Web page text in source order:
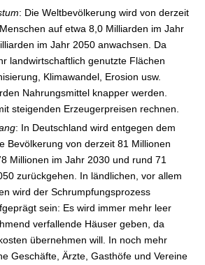
: Die Weltbevölkerung wird von derzeit
auf etwa 8,0 Milliarden im Jahr
im Jahr 2050 anwachsen. Da
landwirtschaftlich genutzte Flächen
Klimawandel, Erosion usw.
Nahrungsmittel knapper werden.
steigenden Erzeugerpreisen rechnen.
: In Deutschland wird entgegen dem
Bevölkerung von derzeit 81 Millionen
Millionen im Jahr 2030 und rund 71
zurückgehen. In ländlichen, vor allem
wird der Schrumpfungsprozess
sein: Es wird immer mehr leer
verfallende Häuser geben, da
übernehmen will. In noch mehr
Geschäfte, Ärzte, Gasthöfe und Vereine